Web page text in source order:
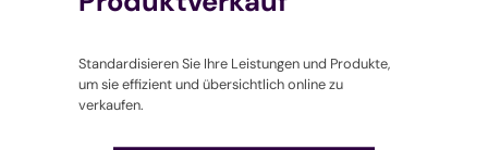
Standardisieren Sie Ihre Leistungen und Produkte,
um sie effizient und übersichtlich online zu
verkaufen.